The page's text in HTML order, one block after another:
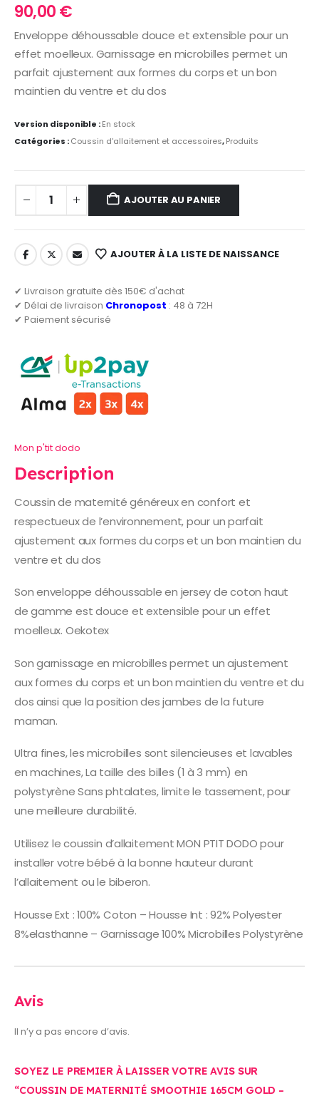
90,00€
Enveloppe déhoussable douce et extensible pour un
effet moelleux. Garnissage en microbilles permet un
parfait ajustement aux formes du corps et un bon
maintien du ventre et du dos
Version disponible :En stock
Catégories :Coussin d'allaitement et accessoires,Produits
AJOUTER AU PANIER
AJOUTER À LA LISTE DE NAISSANCE
✔ Livraison gratuite dès 150€ d'achat
✔ Délai de livraison Chronopost : 48 à 72H
✔ Paiement sécurisé
Mon p'tit dodo
Description
Coussin de maternité généreux en confort et
respectueux de l’environnement, pour un parfait
ajustement aux formes du corps et un bon maintien du
ventre et du dos
Son enveloppe déhoussable en jersey de coton haut
de gamme est douce et extensible pour un effet
moelleux. Oekotex
Son garnissage en microbilles permet un ajustement
aux formes du corps et un bon maintien du ventre et du
dos ainsi que la position des jambes de la future
maman.
Ultra fines, les microbilles sont silencieuses et lavables
en machines, La taille des billes (1 à 3 mm) en
polystyrène Sans phtalates, limite le tassement, pour
une meilleure durabilité.
Utilisez le coussin d’allaitement MON PTIT DODO pour
installer votre bébé à la bonne hauteur durant
l’allaitement ou le biberon.
Housse Ext : 100% Coton – Housse Int : 92% Polyester
8%elasthanne – Garnissage 100% Microbilles Polystyrène
Avis
Il n’y a pas encore d’avis.
SOYEZ LE PREMIER À LAISSER VOTRE AVIS SUR
“COUSSIN DE MATERNITÉ SMOOTHIE 165CM GOLD –